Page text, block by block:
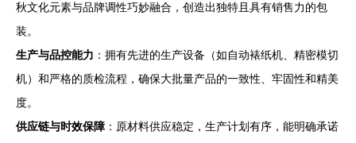
秋文化元素与品牌调性巧妙融合，创造出独特且具有销售力的包
装。
生产与品控能力 ：拥有先进的生产设备（如自动裱纸机、精密模切
机）和严格的质检流程，确保大批量产品的一致性、牢固性和精美
度。
供应链与时效保障 ：原材料供应稳定，生产计划有序，能明确承诺